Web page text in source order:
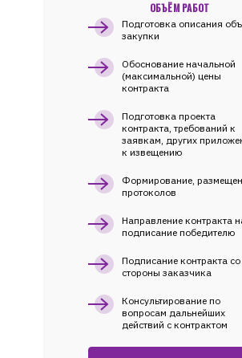
ОБЪЁМ РАБОТ
Подготовка описания
закупки
Обоснование начальной
(максимальной) цены
контракта
Подготовка проекта
контракта, требований к
заявкам, других
к извещению
Формирование,
протоколов
Направление контракта
подписание победителю
Подписание контракта со
стороны заказчика
Консультирование по
вопросам дальнейших
действий с контрактом